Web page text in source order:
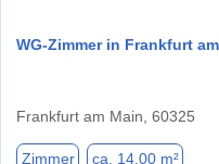
WG-Zimmer in Frankfurt
Frankfurt am Main, 60325
Zimmer ca. 14,00 m²